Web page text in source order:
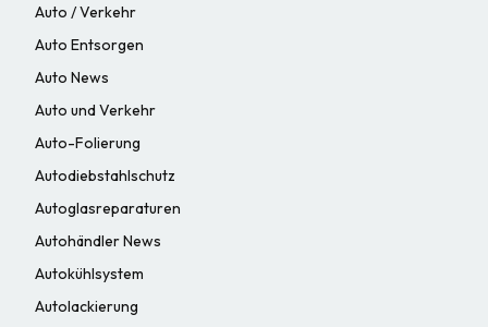
Auto / Verkehr
Auto Entsorgen
Auto News
Auto und Verkehr
Auto-Folierung
Autodiebstahlschutz
Autoglasreparaturen
Autohändler News
Autokühlsystem
Autolackierung